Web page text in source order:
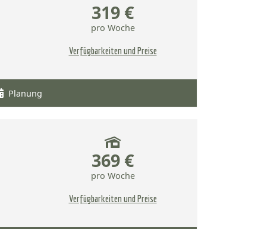
319 €
pro Woche
Verfügbarkeiten und Preise
Planung
369 €
pro Woche
Verfügbarkeiten und Preise